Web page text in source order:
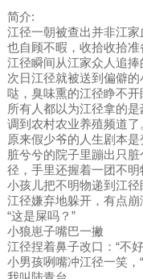
简介:
江径一朝被查出并非江
也自顾不暇，收拾收拾准
江径瞬间从江家众人追
次日江径就被送到偏僻
哒，臭味熏的江径睁不开
所有人都以为江径拿的
调到农村农业养殖频道了
原来假少爷的人生剧本是
脏兮兮的院子里蹦出只
径，手里还握着一团不明
小孩儿把不明物递到江径
江径嫌弃地躲开，有点崩
“这是屎吗？”
小狼崽子嘴巴一撇
江径捏着鼻子改口：“不
小男孩咧嘴冲江径一笑，